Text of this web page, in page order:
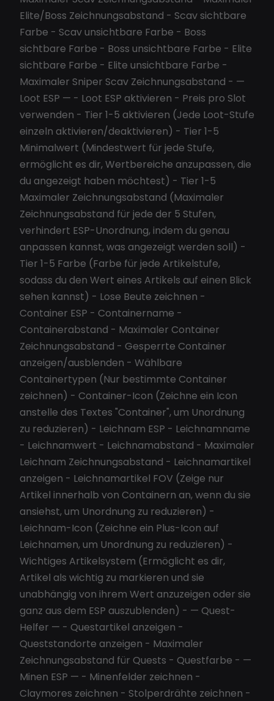
Elite/Boss Zeichnungsabstand - Scav sichtbare
Farbe - Scav unsichtbare Farbe - Boss
sichtbare Farbe - Boss unsichtbare Farbe - Elite
sichtbare Farbe - Elite unsichtbare Farbe -
Maximaler Sniper Scav Zeichnungsabstand - —
Loot ESP — - Loot ESP aktivieren - Preis pro Slot
verwenden - Tier 1-5 aktivieren (Jede Loot-Stufe
einzeln aktivieren/deaktivieren) - Tier 1-5
Minimalwert (Mindestwert für jede Stufe,
ermöglicht es dir, Wertbereiche anzupassen, die
du angezeigt haben möchtest) - Tier 1-5
Maximaler Zeichnungsabstand (Maximaler
Zeichnungsabstand für jede der 5 Stufen,
verhindert ESP-Unordnung, indem du genau
anpassen kannst, was angezeigt werden soll) -
Tier 1-5 Farbe (Farbe für jede Artikelstufe,
sodass du den Wert eines Artikels auf einen Blick
sehen kannst) - Lose Beute zeichnen -
Container ESP - Containername -
Containerabstand - Maximaler Container
Zeichnungsabstand - Gesperrte Container
anzeigen/ausblenden - Wählbare
Containertypen (Nur bestimmte Container
zeichnen) - Container-Icon (Zeichne ein Icon
anstelle des Textes "Container", um Unordnung
zu reduzieren) - Leichnam ESP - Leichnamname
- Leichnamwert - Leichnamabstand - Maximaler
Leichnam Zeichnungsabstand - Leichnamartikel
anzeigen - Leichnamartikel FOV (Zeige nur
Artikel innerhalb von Containern an, wenn du sie
ansiehst, um Unordnung zu reduzieren) -
Leichnam-Icon (Zeichne ein Plus-Icon auf
Leichnamen, um Unordnung zu reduzieren) -
Wichtiges Artikelsystem (Ermöglicht es dir,
Artikel als wichtig zu markieren und sie
unabhängig von ihrem Wert anzuzeigen oder sie
ganz aus dem ESP auszublenden) - — Quest-
Helfer — - Questartikel anzeigen -
Queststandorte anzeigen - Maximaler
Zeichnungsabstand für Quests - Questfarbe - —
Minen ESP — - Minenfelder zeichnen -
Claymores zeichnen - Stolperdrähte zeichnen -